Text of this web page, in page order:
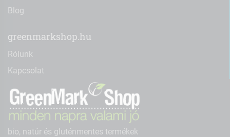
Blog
greenmarkshop.hu
Rólunk
Kapcsolat
bio, natúr és gluténmentes termékek